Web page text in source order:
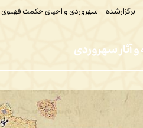
| برگزارشده | سهروردی و احیای حکمت فهلوی
آثار سهروردی